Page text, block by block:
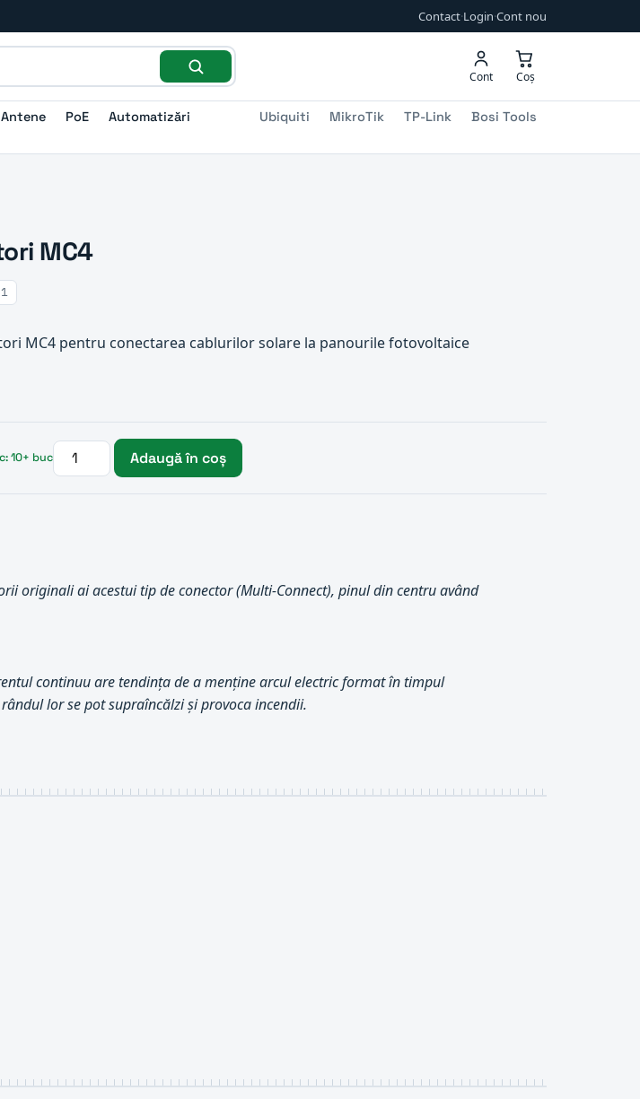
Contact·Login·Cont nou
Cont Coș
Antene PoE Automatizări Ubiquiti MikroTik TP-Link
Bosi Tools
MC4
MC4 pentru conectarea cablurilor solare la panourile fotovoltaice
10+ buc Adaugă în coș
originali ai acestui tip de conector (Multi-Connect), pinul din centru având
continuu are tendința de a menține arcul electric format în timpul
lor se pot supraîncălzi și provoca incendii.